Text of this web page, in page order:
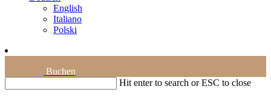
English
Italiano
Polski
Buchen
Hit enter to search or ESC to close